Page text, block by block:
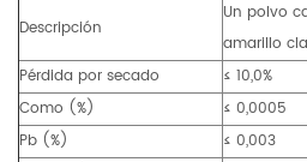
Descripción
Un polvo
amarillo
Pérdida por secado
≤ 10,0%
Como (%)
≤ 0,0005
Pb (%)
≤ 0,003